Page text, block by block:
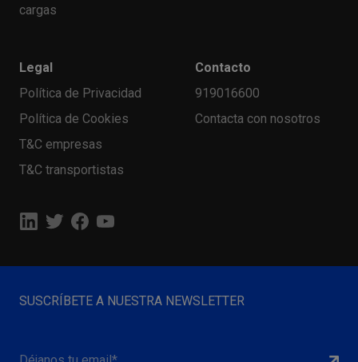
cargas
Legal
Política de Privacidad
Política de Cookies
T&C empresas
T&C transportistas
Contacto
919016600
Contacta con nosotros
SUSCRÍBETE A NUESTRA NEWSLETTER